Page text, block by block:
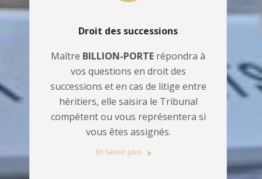
Droit des successions
Maître BILLION-PORTE répondra à
vos questions en droit des
successions et en cas de litige entre
héritiers, elle saisira le Tribunal
compétent ou vous représentera si
vous êtes assignés.
En savoir plus